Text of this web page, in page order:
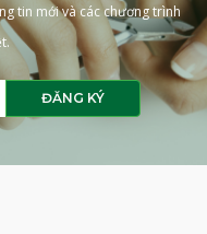
tin mới và các chương trình
ĐĂNG KÝ